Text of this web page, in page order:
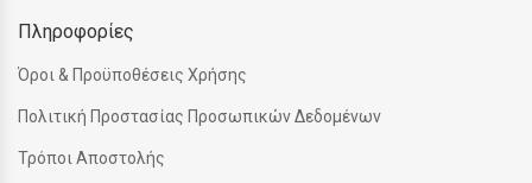
Πληροφορίες
Όροι & Προϋποθέσεις Χρήσης
Πολιτική Προστασίας Προσωπικών Δεδομένων
Τρόποι Αποστολής